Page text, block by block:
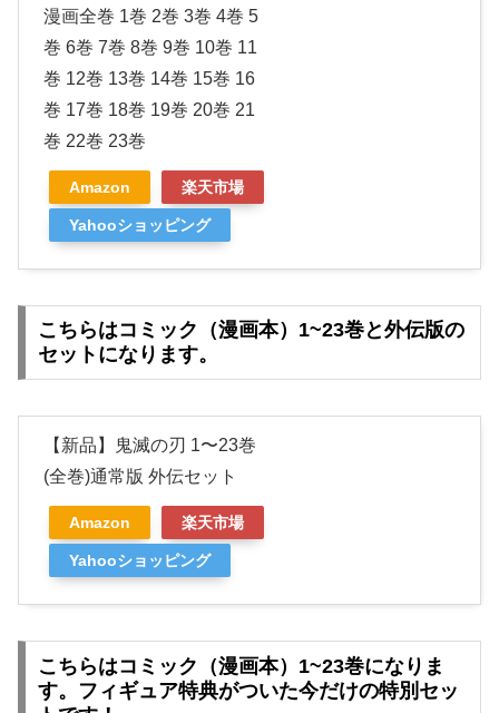
漫画全巻 1巻 2巻 3巻 4巻 5
巻 6巻 7巻 8巻 9巻 10巻 11
巻 12巻 13巻 14巻 15巻 16
巻 17巻 18巻 19巻 20巻 21
巻 22巻 23巻
Amazon 楽天市場
Yahooショッピング
こちらはコミック（漫画本）1~23巻と外伝版の
セットになります。
【新品】鬼滅の刃 1〜23巻
(全巻)通常版 外伝セット
Amazon 楽天市場
Yahooショッピング
こちらはコミック（漫画本）1~23巻になりま
す。フィギュア特典がついた今だけの特別セッ